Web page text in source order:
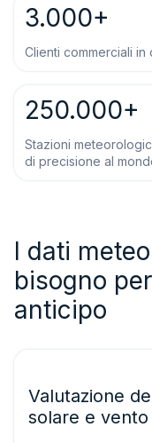
3.000+
Clienti commerciali in
250.000+
Stazioni
di precisione al
I dati
bisogno
anticipo
Valutazione
solare e vento